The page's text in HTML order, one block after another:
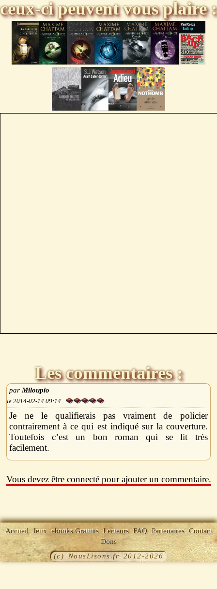
ceux-ci peuvent vous plaire :
Les commentaires :
Miloupio
2014-02-14 09:14
Je ne le qualifierais pas vraiment de policier
contrairement à ce qui est indiqué sur la couverture.
Toutefois c’est un bon roman qui se lit très
facilement.
Vous devez être connecté pour ajouter un commentaire.
Accueil Jeux ebooks Gratuits Lecteurs FAQ Partenaires Contact
Dons
(c) NousLisons.fr 2012-2026